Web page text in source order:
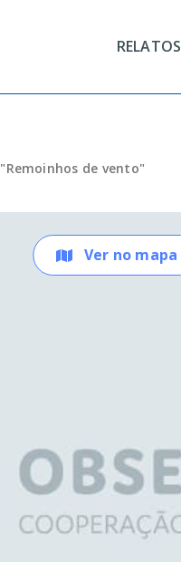
RELATOS
"Remoinhos de vento"
Ver no mapa